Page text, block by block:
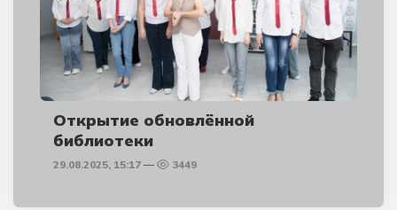
Открытие обновлённой
библиотеки
29.08.2025, 15:17 3449